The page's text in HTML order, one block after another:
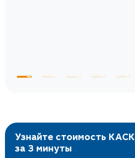
Узнайте стоимость
за 3 минуты